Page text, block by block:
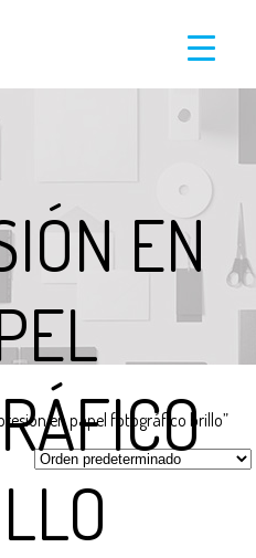
EN
en papel fotográfico brillo”